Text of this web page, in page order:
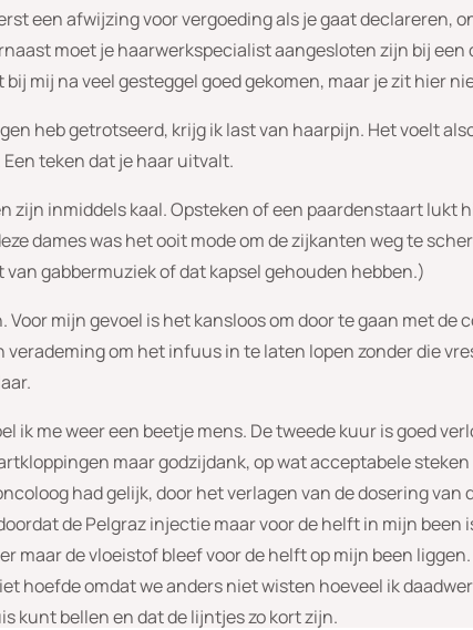
een afwijzing voor vergoeding als je gaat declareren,
moet je haarwerkspecialist aangesloten zijn bij een
mij na veel gesteggel goed gekomen, maar je zit hier
heb getrotseerd, krijg ik last van haarpijn. Het voelt
teken dat je haar uitvalt.
zijn inmiddels kaal. Opsteken of een paardenstaart lukt
dames was het ooit mode om de zijkanten weg te
gabbermuziek of dat kapsel gehouden hebben.)
mijn gevoel is het kansloos om door te gaan met de
verademing om het infuus in te laten lopen zonder die
ik me weer een beetje mens. De tweede kuur is goed
maar godzijdank, op wat acceptabele
had gelijk, door het verlagen van de dosering van
de Pelgraz injectie maar voor de helft in mijn been
maar de vloeistof bleef voor de helft op mijn been
hoefde omdat we anders niet wisten hoeveel ik
kunt bellen en dat de lijntjes zo kort zijn.